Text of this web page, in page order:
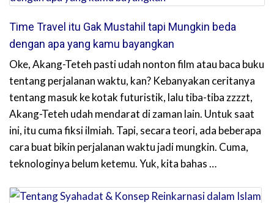
Time Travel itu Gak Mustahil tapi Mungkin beda
dengan apa yang kamu bayangkan
Oke, Akang-Teteh pasti udah nonton film atau baca buku
tentang perjalanan waktu, kan? Kebanyakan ceritanya
tentang masuk ke kotak futuristik, lalu tiba-tiba zzzzt,
Akang-Teteh udah mendarat di zaman lain. Untuk saat
ini, itu cuma fiksi ilmiah. Tapi, secara teori, ada beberapa
cara buat bikin perjalanan waktu jadi mungkin. Cuma,
teknologinya belum ketemu. Yuk, kita bahas …